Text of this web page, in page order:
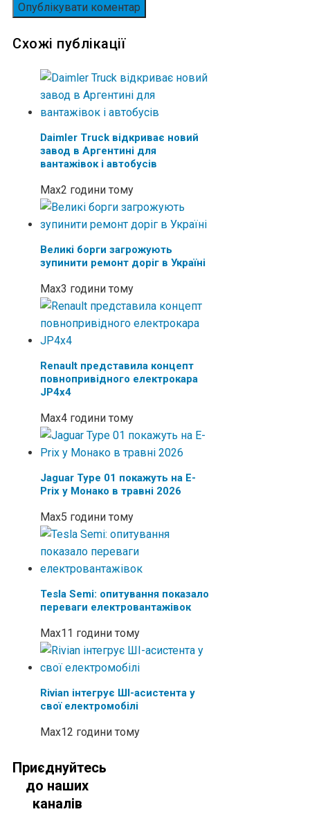
Схожі публікації
Daimler Truck відкриває новий
завод в Аргентині для
вантажівок і автобусів
Max2 години тому
Великі борги загрожують
зупинити ремонт доріг в Україні
Max3 години тому
Renault представила концепт
повнопривідного електрокара
JP4x4
Max4 години тому
Jaguar Type 01 покажуть на E-
Prix у Монако в травні 2026
Max5 години тому
Tesla Semi: опитування показало
переваги електровантажівок
Max11 години тому
Rivian інтегрує ШІ-асистента у
свої електромобілі
Max12 години тому
Приєднуйтесь
до наших
каналів